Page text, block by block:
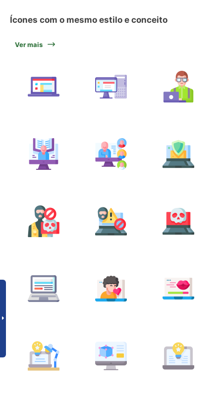
Ícones com o mesmo estilo e conceito
Ver mais